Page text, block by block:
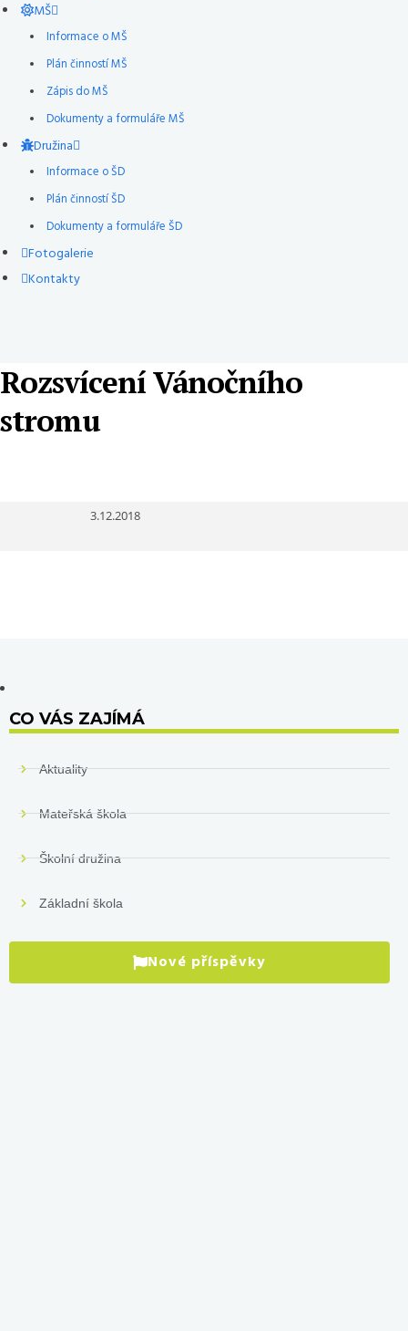
MŠ
Informace o MŠ
Plán činností MŠ
Zápis do MŠ
Dokumenty a formuláře MŠ
Družina
Informace o ŠD
Plán činností ŠD
Dokumenty a formuláře ŠD
Fotogalerie
Kontakty
Rozsvícení Vánočního
stromu
3.12.2018
CO VÁS ZAJÍMÁ
Aktuality
Mateřská škola
Školní družina
Základní škola
Nové příspěvky